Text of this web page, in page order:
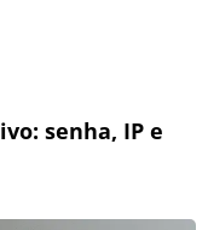
senha, IP e